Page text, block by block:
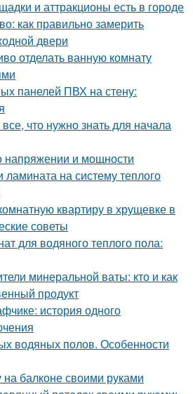
и аттракционы есть в городе
как правильно замерить
двери
отделать ванную комнату
панелей ПВХ на стену:
что нужно знать для начала
напряжении и мощности
ламината на систему теплого
квартиру в хрущевке в
советы
для водяного теплого пола:
минеральной ваты: кто и как
продукт
история одного
водяных полов. Особенности
на балконе своими руками